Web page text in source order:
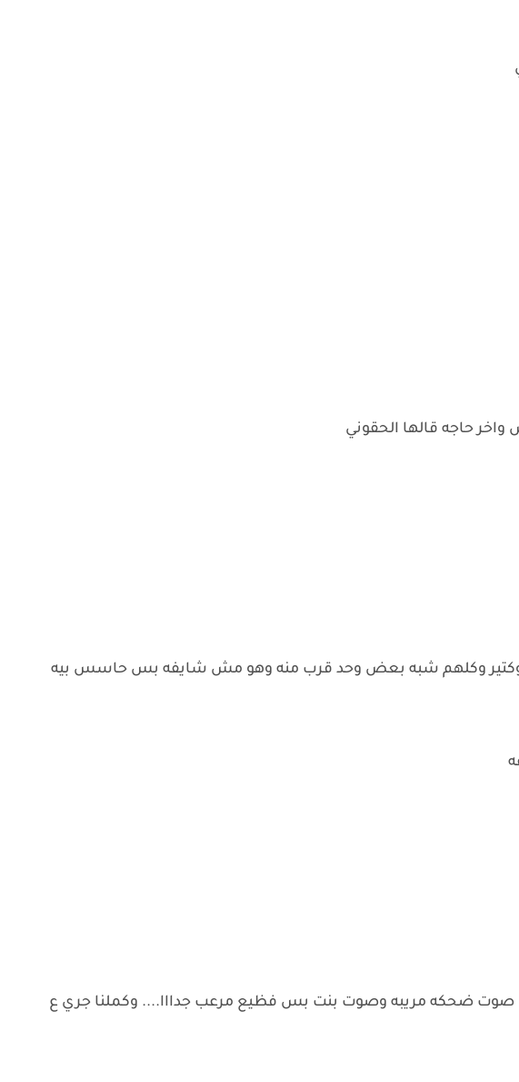
حاجه قالها الحقوني
وكتير وكلهم شبه بعض وحد قرب منه وهو مش شايفه بس حاسس بيه
صوت ضحكه مريبه وصوت بنت بس فظيع مرعب جدااا.... وكملنا جري ع